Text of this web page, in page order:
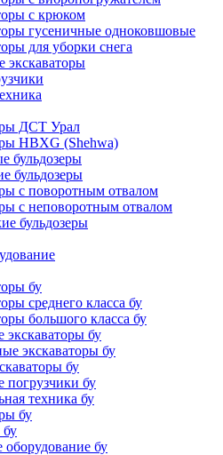
с крюком
гусеничные одноковшовые
для уборки снега
экскаваторы
ДСТ Урал
HBXG (Shehwa)
бульдозеры
бульдозеры
с поворотным отвалом
с неповоротным отвалом
бульдозеры
бу
среднего класса бу
большого класса бу
экскаваторы бу
экскаваторы бу
бу
погрузчики бу
техника бу
бу
бу
оборудование бу